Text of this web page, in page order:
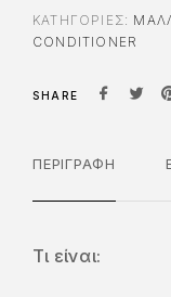
ΚΑΤΗΓΟΡΊΕΣ:
CONDITIONER
SHARE
ΠΕΡΙΓΡΑΦΉ
Τι είναι: